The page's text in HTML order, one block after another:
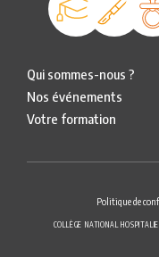
Qui sommes-nous ?
Nos événements
Votre formation
Politique de
COLLÈGE NATIONAL